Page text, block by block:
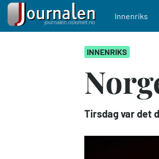
Main
Innenriks
INNENRIKS
Tirsdag var det